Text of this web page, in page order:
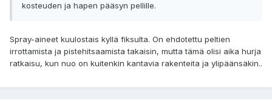
kosteuden ja hapen pääsyn pellille.
Spray-aineet kuulostais kyllä fiksulta. On ehdotettu peltien
irrottamista ja pistehitsaamista takaisin, mutta tämä olisi aika hurja
ratkaisu, kun nuo on kuitenkin kantavia rakenteita ja ylipäänsäkin..